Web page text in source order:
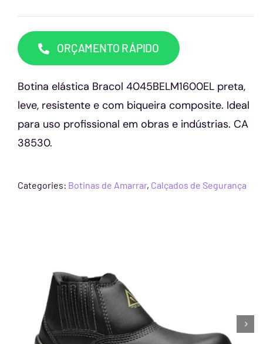
ORÇAMENTO RÁPIDO
Botina elástica Bracol 4045BELM1600EL preta,
leve, resistente e com biqueira composite. Ideal
para uso profissional em obras e indústrias. CA
38530.
Categories: Botinas de Amarrar, Calçados de Segurança